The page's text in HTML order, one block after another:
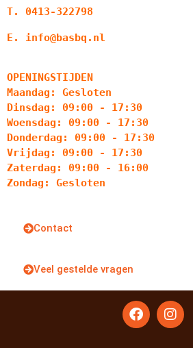
T. 0413-322798
E. info@basbq.nl
OPENINGSTIJDEN
Maandag: Gesloten
Dinsdag: 09:00 - 17:30
Woensdag: 09:00 - 17:30
Donderdag: 09:00 - 17:30
Vrijdag: 09:00 - 17:30
Zaterdag: 09:00 - 16:00
Zondag: Gesloten
Contact
Veel gestelde vragen